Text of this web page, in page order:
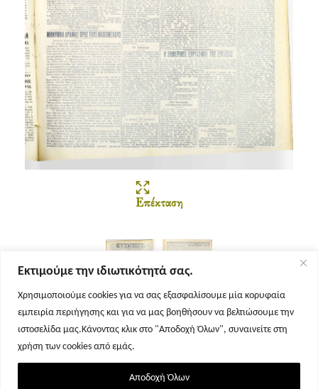
Εκτιμούμε την ιδιωτικότητά σας.
Χρησιμοποιούμε cookies για να σας εξασφαλίσουμε μία κορυφαία
εμπειρία περιήγησης και για να μας βοηθήσουν να βελτιώσουμε την
ιστοσελίδα μας.Κάνοντας κλικ στο "Αποδοχή Όλων", συναινείτε στη
χρήση των cookies από εμάς.
Αποδοχή Όλων
Επέκταση
Σελίδα 1 Σελίδα 2